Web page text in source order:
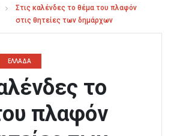
Στις καλένδες το θέμα του πλαφόν
στις θητείες των δημάρχων
ΕΛΛΑΔΑ
το
πλαφόν